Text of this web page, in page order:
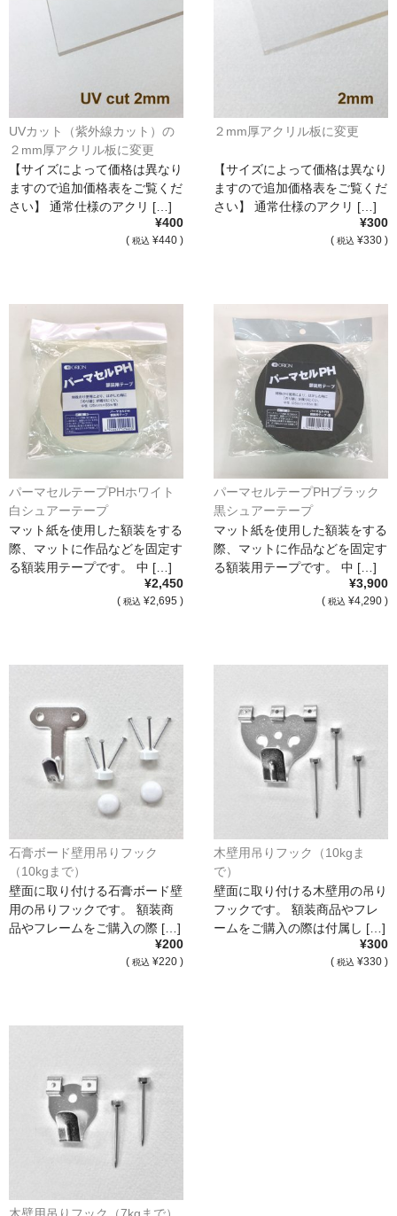
UVカット（紫外線カット）の
２mm厚アクリル板に変更
【サイズによって価格は異なり
ますので追加価格表をご覧くだ
さい】 通常仕様のアクリ […]
¥400
( 税込 ¥440 )
２mm厚アクリル板に変更
【サイズによって価格は異なり
ますので追加価格表をご覧くだ
さい】 通常仕様のアクリ […]
¥300
( 税込 ¥330 )
パーマセルテープPHホワイト
白シュアーテープ
マット紙を使用した額装をする
際、マットに作品などを固定す
る額装用テープです。 中 […]
¥2,450
( 税込 ¥2,695 )
パーマセルテープPHブラック
黒シュアーテープ
マット紙を使用した額装をする
際、マットに作品などを固定す
る額装用テープです。 中 […]
¥3,900
( 税込 ¥4,290 )
石膏ボード壁用吊りフック
（10kgまで）
壁面に取り付ける石膏ボード壁
用の吊りフックです。 額装商
品やフレームをご購入の際 […]
¥200
( 税込 ¥220 )
木壁用吊りフック（10kgま
で）
壁面に取り付ける木壁用の吊り
フックです。 額装商品やフレ
ームをご購入の際は付属し […]
¥300
( 税込 ¥330 )
木壁用吊りフック（7kgまで）